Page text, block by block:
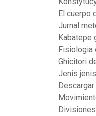
El cuerpo
Jurnal
Kabatepe
Fisiologia
Ghicitori
Jenis